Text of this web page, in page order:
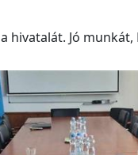
hivatalát. Jó